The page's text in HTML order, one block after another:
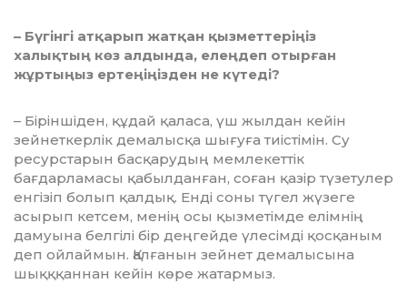
– Бүгінгі атқарып жатқан қыз­мет­теріңіз
халықтың көз алдында, елеңдеп отырған
жұртыңыз ертеңіңізден не кү­теді?
– Біріншіден, құдай қаласа, үш жыл­дан кейін
зейнеткерлік демалысқа шығуға тиістімін. Су
ресурстарын бас­қарудың мемлекеттік
бағдарламасы қа­былданған, соған қазір түзетулер
ен­гізіп болып қалдық. Енді соны түгел жүзеге
асырып кетсем, менің осы қыз­ме­тімде елімнің
дамуына белгілі бір деңгейде үлесімді қосқаным
деп ойлаймын. Қалғанын зейнет демалысына
шықққаннан кейін көре жатармыз.